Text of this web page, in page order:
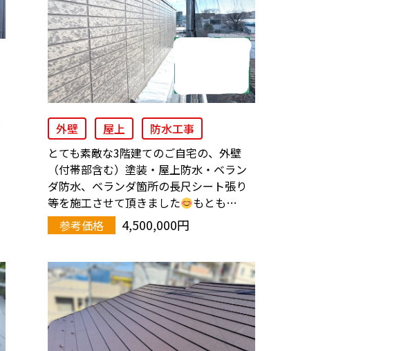
外壁 屋上
防水工事
とても素敵な3階建てのご自宅の、外壁
（付帯部含む）塗装・屋上防水・ベラン
ダ防水、ベランダ箇所の長尺シート張り
等を施工させて頂きました
もとも…
参考価格
4,500,000円